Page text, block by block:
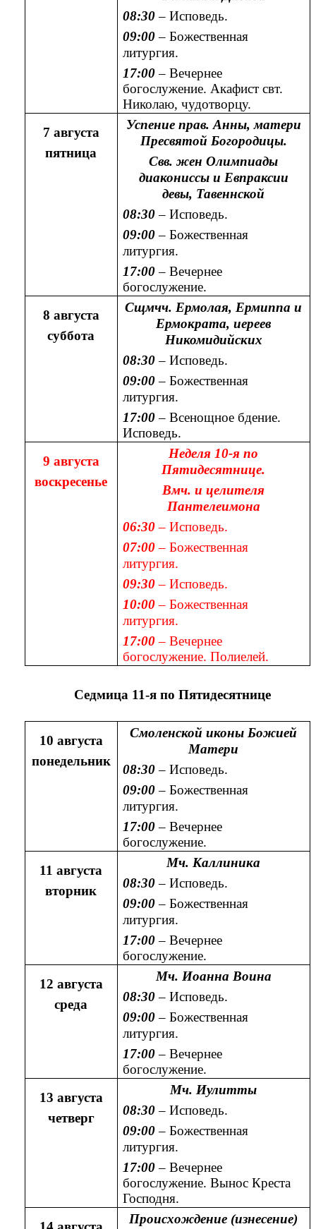
08:30– Исповедь.
09:00– Божественная
литургия.
17:00– Вечернее
богослужение. Акафист свт.
Николаю, чудотворцу.
7 августа
пятница
Успение прав. Анны, матери
Пресвятой Богородицы.
Свв. жен Олимпиады
диакониссы и Евпраксии
девы, Тавеннской
08:30– Исповедь.
09:00– Божественная
литургия.
17:00 – Вечернее
богослужение.
8 августа
суббота
Сщмчч. Ермолая, Ермиппа и
Ермократа, иереев
Никомидийских
08:30– Исповедь.
09:00– Божественная
литургия.
17:00– Всенощное бдение.
Исповедь.
9 августа
воскресенье
Неделя 10-я по
Пятидесятнице.
Вмч. и целителя
Пантелеимона
06:30– Исповедь.
07:00– Божественная
литургия.
09:30– Исповедь.
10:00– Божественная
литургия.
17:00– Вечернее
богослужение. Полиелей.
Седмица 11-я по Пятидесятнице
10 августа
понедельник
Смоленской иконы Божией
Матери
08:30– Исповедь.
09:00– Божественная
литургия.
17:00– Вечернее
богослужение.
11 августа
вторник
Мч. Каллиника
08:30– Исповедь.
09:00– Божественная
литургия.
17:00– Вечернее
богослужение.
12 августа
среда
Мч. Иоанна Воина
08:30– Исповедь.
09:00– Божественная
литургия.
17:00– Вечернее
богослужение.
13 августа
четверг
Мч. Иулитты
08:30– Исповедь.
09:00– Божественная
литургия.
17:00– Вечернее
богослужение. Вынос Креста
Господня.
Происхождение (изнесение)